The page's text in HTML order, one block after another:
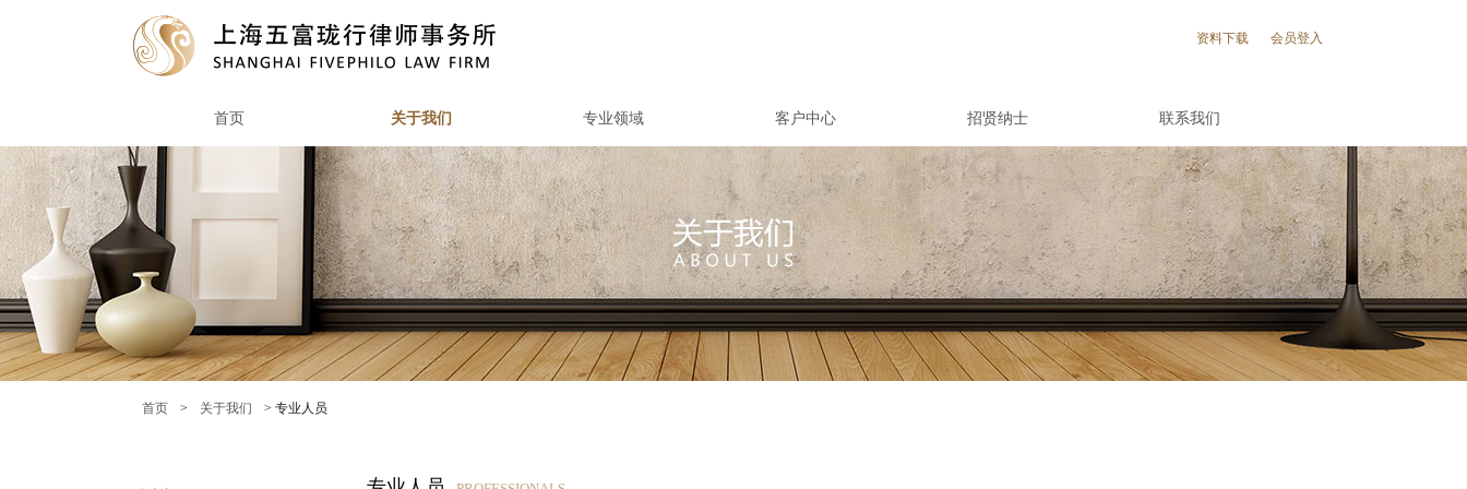
资料下载 会员登入
首页 关于我们 专业领域 客户中心 招贤纳士 联系我们
首页 > 关于我们 > 专业人员